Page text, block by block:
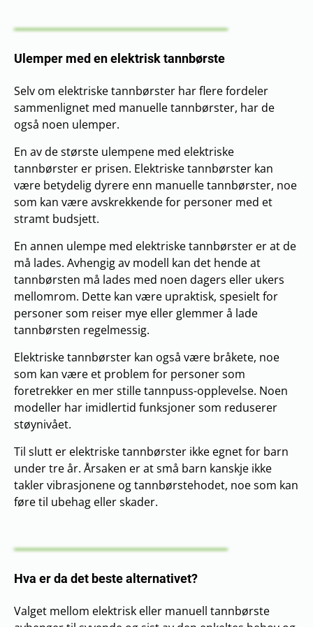
Ulemper med en elektrisk tannbørste
Selv om elektriske tannbørster har flere fordeler
sammenlignet med manuelle tannbørster, har de
også noen ulemper.
En av de største ulempene med elektriske
tannbørster er prisen. Elektriske tannbørster kan
være betydelig dyrere enn manuelle tannbørster, noe
som kan være avskrekkende for personer med et
stramt budsjett.
En annen ulempe med elektriske tannbørster er at de
må lades. Avhengig av modell kan det hende at
tannbørsten må lades med noen dagers eller ukers
mellomrom. Dette kan være upraktisk, spesielt for
personer som reiser mye eller glemmer å lade
tannbørsten regelmessig.
Elektriske tannbørster kan også være bråkete, noe
som kan være et problem for personer som
foretrekker en mer stille tannpuss-opplevelse. Noen
modeller har imidlertid funksjoner som reduserer
støynivået.
Til slutt er elektriske tannbørster ikke egnet for barn
under tre år. Årsaken er at små barn kanskje ikke
takler vibrasjonene og tannbørstehodet, noe som kan
føre til ubehag eller skader.
Hva er da det beste alternativet?
Valget mellom elektrisk eller manuell tannbørste